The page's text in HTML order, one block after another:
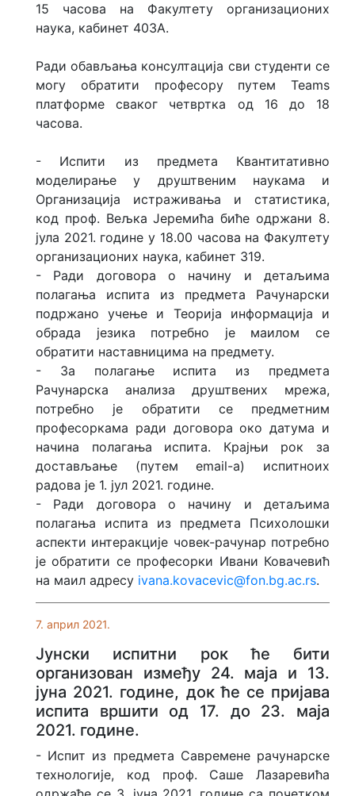
Истраживање о дипломираним
студентима
Анализе и прегледи
Једнакост приступа
високом образовању
Међународно заједничко
менторство
15 часова на Факултету организационих
наука, кабинет 403А.
Ради обављања консултација сви студенти се
могу обратити професору путем Teams
платформе сваког четвртка од 16 до 18
часова.
- Испити из предмета Квантитативно
моделирање у друштвеним наукама и
Организација истраживања и статистика,
код проф. Вељка Јеремића биће одржани 8.
јула 2021. године у 18.00 часова на Факултету
организационих наука, кабинет 319.
- Ради договора о начину и детаљима
полагања испита из предмета Рачунарски
подржано учење и Теорија информација и
обрада језика потребно је маилом се
обратити наставницима на предмету.
- За полагање испита из предмета
Рачунарска анализа друштвених мрежа,
потребно је обратити се предметним
професоркама ради договора око датума и
начина полагања испита. Крајњи рок за
достављање (путем email-a) испитноих
радова је 1. јул 2021. године.
- Ради договора о начину и детаљима
полагања испита из предмета Психолошки
аспекти интеракције човек-рачунар потребно
је обратити се професорки Ивани Ковачевић
на маил адресу ivana.kovacevic@fon.bg.ac.rs.
7. април 2021.
Јунски испитни рок ће бити
организован између 24. маја и 13.
јуна 2021. године, док ће се пријава
испита вршити од 17. до 23. маја
2021. године.
- Испит из предмета Савремене рачунарске
технологије, код проф. Саше Лазаревића